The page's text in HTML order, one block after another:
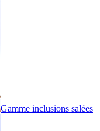
Gamme inclusions salées